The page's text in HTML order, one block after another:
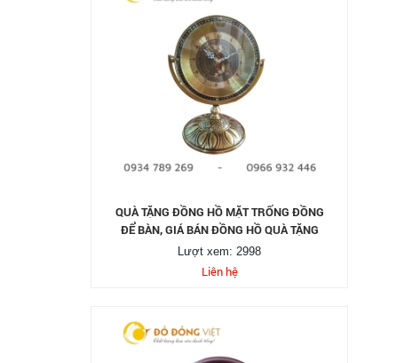
QUÀ TẶNG ĐỒNG HỒ MẶT TRỐNG ĐỒNG
ĐỂ BÀN, GIÁ BÁN ĐỒNG HỒ QUÀ TẶNG
Lượt xem: 2998
Liên hệ